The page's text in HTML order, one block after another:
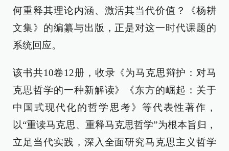
何重释其理论内涵、激活其当代价值？《杨耕
文集》的编纂与出版，正是对这一时代课题的
系统回应。
该书共10卷12册，收录《为马克思辩护：对马
克思哲学的一种新解读》《东方的崛起：关于
中国式现代化的哲学思考》等代表性著作，
以“重读马克思、重释马克思哲学”为根本旨归，
立足当代实践，深入全面研究马克思主义哲学